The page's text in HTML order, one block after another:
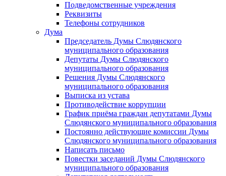
Подведомственные учреждения
Реквизиты
Телефоны сотрудников
Дума
Председатель Думы Слюдянского
муниципального образования
Депутаты Думы Слюдянского
муниципального образования
Решения Думы Слюдянского
муниципального образования
Выписка из устава
Противодействие коррупции
График приёма граждан депутатами Думы
Слюдянского муниципального образования
Постоянно действующие комиссии Думы
Слюдянского муниципального образования
Написать письмо
Повестки заседаний Думы Слюдянского
муниципального образования